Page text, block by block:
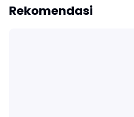
Rekomendasi